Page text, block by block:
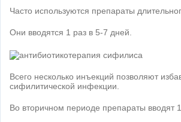
Часто используются препараты
Они вводятся 1 раз в 5-7 дней.
Всего несколько инъекций позволяют
сифилитической инфекции.
Во вторичном периоде препараты вводят